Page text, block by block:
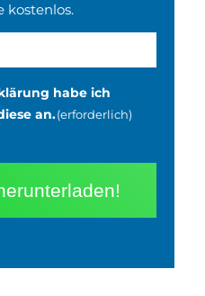
kostenlos.
habe ich
an.(erforderlich)